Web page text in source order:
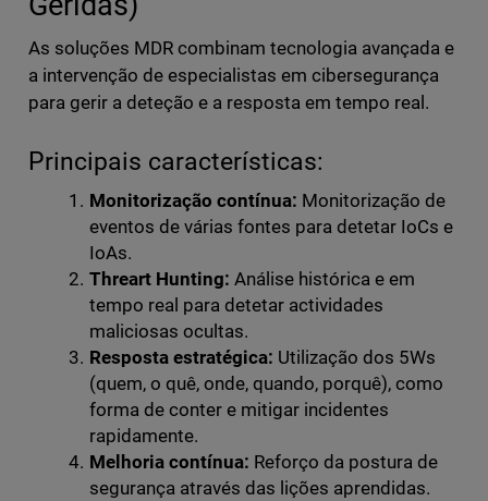
As soluções MDR combinam tecnologia avançada e
a intervenção de especialistas em cibersegurança
para gerir a deteção e a resposta em tempo real.
Principais características:
Monitorização contínua: Monitorização de
eventos de várias fontes para detetar IoCs e
IoAs.
Threart Hunting: Análise histórica e em
tempo real para detetar actividades
maliciosas ocultas.
Resposta estratégica: Utilização dos 5Ws
(quem, o quê, onde, quando, porquê), como
forma de conter e mitigar incidentes
rapidamente.
Melhoria contínua: Reforço da postura de
segurança através das lições aprendidas.